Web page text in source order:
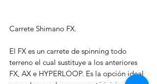
Carrete Shimano FX.
El FX es un carrete de spinning todo
terreno el cual sustituye a los anteriores
FX, AX e HYPERLOOP. Es la opción ideal